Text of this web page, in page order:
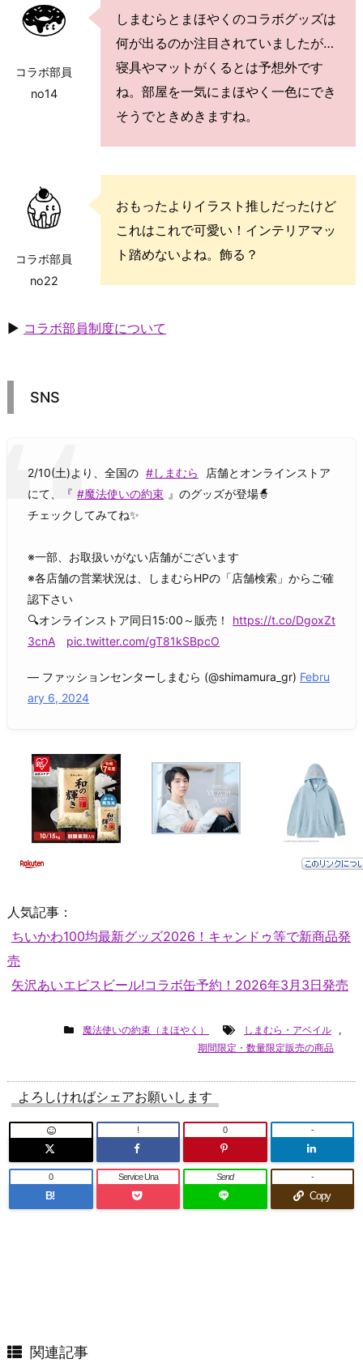
コラボ部員
no14
しまむらとまほやくのコラボグッズは
何が出るのか注目されていましたが…
寝具やマットがくるとは予想外です
ね。部屋を一気にまほやく一色にでき
そうでときめきますね。
コラボ部員
no22
おもったよりイラスト推しだったけど
これはこれで可愛い！インテリアマッ
ト踏めないよね。飾る？
▶ コラボ部員制度について
SNS
2/10(土)より、全国の #しまむら
店舗とオンラインストア
にて、『 #魔法使いの約束 』のグッズが登場🧙
チェックしてみてね✨
※一部、お取扱いがない店舗がございます
※各店舗の営業状況は、しまむらHPの「店舗検索」からご確
認下さい
🔍オンラインストア同日15:00～販売！
https://t.co/DgoxZt
3cnA
pic.twitter.com/gT81kSBpcO
— ファッションセンターしまむら (@shimamura_gr) Febru
ary 6, 2024
人気記事：
ちいかわ100均最新グッズ2026！キャンドゥ等で新商品発
売
矢沢あいエビスビール!コラボ缶予約！2026年3月3日発売
魔法使いの約束（まほやく） しまむら・アベイル
,
期間限定・数量限定販売の商品
よろしければシェアお願いします
! 0 -
B!
0 Service Una Send
Copy
-
関連記事